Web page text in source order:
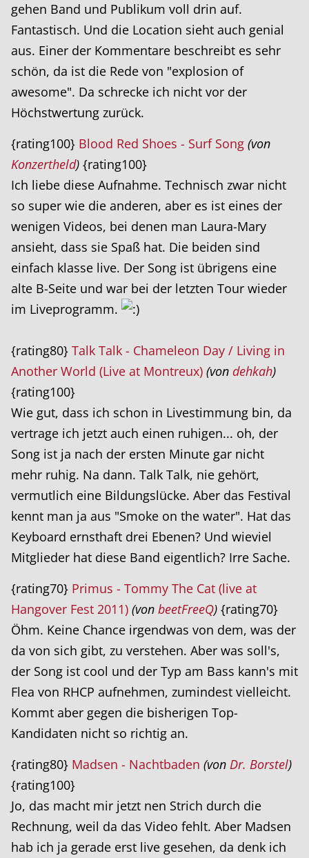
gehen Band und Publikum voll drin auf.
Fantastisch. Und die Location sieht auch genial
aus. Einer der Kommentare beschreibt es sehr
schön, da ist die Rede von "explosion of
awesome". Da schrecke ich nicht vor der
Höchstwertung zurück.
{rating100} Blood Red Shoes - Surf Song (von
Konzertheld) {rating100}
Ich liebe diese Aufnahme. Technisch zwar nicht
so super wie die anderen, aber es ist eines der
wenigen Videos, bei denen man Laura-Mary
ansieht, dass sie Spaß hat. Die beiden sind
einfach klasse live. Der Song ist übrigens eine
alte B-Seite und war bei der letzten Tour wieder
im Liveprogramm.
{rating80} Talk Talk - Chameleon Day / Living in
Another World (Live at Montreux) (von dehkah)
{rating100}
Wie gut, dass ich schon in Livestimmung bin, da
vertrage ich jetzt auch einen ruhigen... oh, der
Song ist ja nach der ersten Minute gar nicht
mehr ruhig. Na dann. Talk Talk, nie gehört,
vermutlich eine Bildungslücke. Aber das Festival
kennt man ja aus "Smoke on the water". Hat das
Keyboard ernsthaft drei Ebenen? Und wieviel
Mitglieder hat diese Band eigentlich? Irre Sache.
{rating70} Primus - Tommy The Cat (live at
Hangover Fest 2011) (von beetFreeQ) {rating70}
Öhm. Keine Chance irgendwas von dem, was der
da von sich gibt, zu verstehen. Aber was soll's,
der Song ist cool und der Typ am Bass kann's mit
Flea von RHCP aufnehmen, zumindest vielleicht.
Kommt aber gegen die bisherigen Top-
Kandidaten nicht so richtig an.
{rating80} Madsen - Nachtbaden (von Dr. Borstel)
{rating100}
Jo, das macht mir jetzt nen Strich durch die
Rechnung, weil da das Video fehlt. Aber Madsen
hab ich ja gerade erst live gesehen, da denk ich